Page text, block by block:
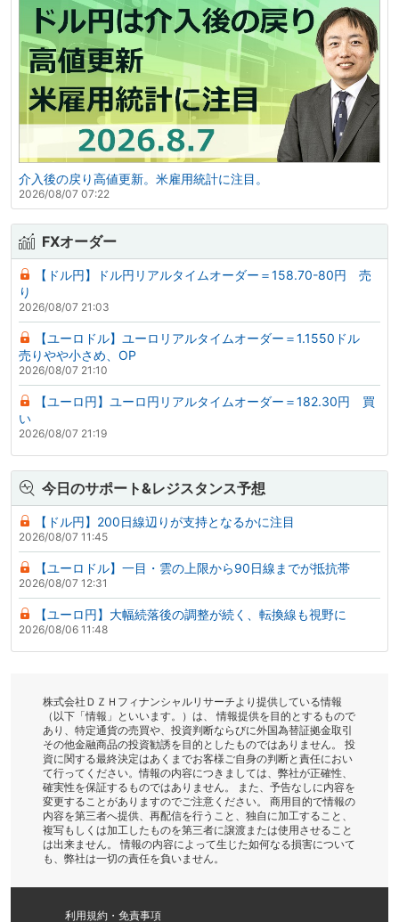
介入後の戻り高値更新。米雇用統計に注目。
2026/08/07 07:22
FXオーダー
【ドル円】ドル円リアルタイムオーダー＝158.70-80円 売
り
2026/08/07 21:03
【ユーロドル】ユーロリアルタイムオーダー＝1.1550ドル
売りやや小さめ、OP
2026/08/07 21:10
【ユーロ円】ユーロ円リアルタイムオーダー＝182.30円 買
い
2026/08/07 21:19
今日のサポート&レジスタンス予想
【ドル円】200日線辺りが支持となるかに注目
2026/08/07 11:45
【ユーロドル】一目・雲の上限から90日線までが抵抗帯
2026/08/07 12:31
【ユーロ円】大幅続落後の調整が続く、転換線も視野に
2026/08/06 11:48
株式会社ＤＺＨフィナンシャルリサーチより提供している情報
（以下「情報」といいます。）は、 情報提供を目的とするもので
あり、特定通貨の売買や、投資判断ならびに外国為替証拠金取引
その他金融商品の投資勧誘を目的としたものではありません。 投
資に関する最終決定はあくまでお客様ご自身の判断と責任におい
て行ってください。情報の内容につきましては、弊社が正確性、
確実性を保証するものではありません。 また、予告なしに内容を
変更することがありますのでご注意ください。 商用目的で情報の
内容を第三者へ提供、再配信を行うこと、独自に加工すること、
複写もしくは加工したものを第三者に譲渡または使用させること
は出来ません。 情報の内容によって生じた如何なる損害について
も、弊社は一切の責任を負いません。
利用規約・免責事項